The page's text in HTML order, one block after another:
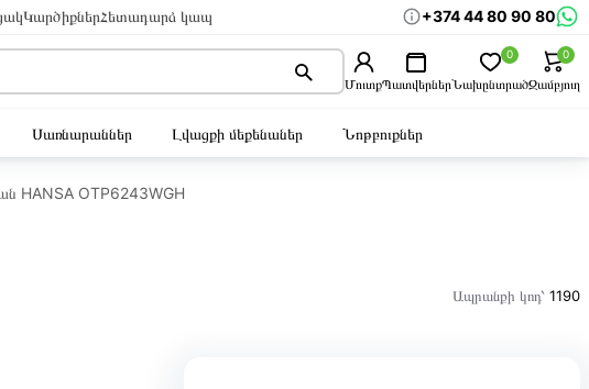
ԿարծիքներՀետադարձ կապ +374 44 80 90 80
ՄուտքՊատվերներՆախընտրած
0
Զամբյուղ
0
Սառնարաններ Լվացքի մեքենաներ Նոթբուքներ
HANSA OTP6243WGH
Ապրանքի կոդ՝ 1190